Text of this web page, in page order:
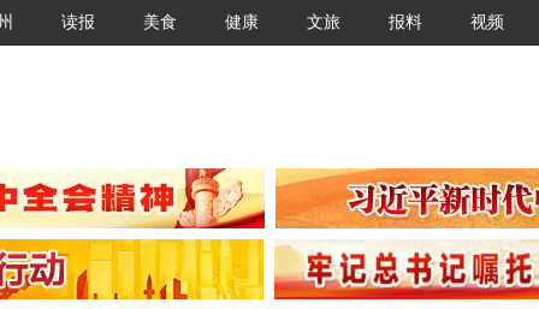
读报 美食 健康 文旅 报料 视频